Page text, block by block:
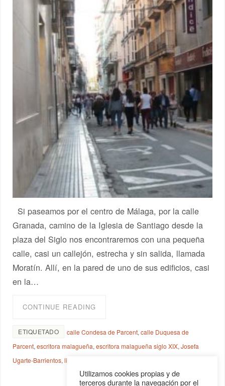
Si paseamos por el centro de Málaga, por la calle
Granada, camino de la Iglesia de Santiago desde la
plaza del Siglo nos encontraremos con una pequeña
calle, casi un callejón, estrecha y sin salida, llamada
Moratín. Allí, en la pared de uno de sus edificios, casi
en la…
CONTINUE READING
ETIQUETADO calle Condesa de Parcent,calle Duquesa de
Parcent,escritora malagueña,escritora malagueña siglo XIX,Josefa
Ugarte-Barrientos,libro Recuerdos de Andalucía
Utilizamos cookies propias y de
terceros durante la navegación por el